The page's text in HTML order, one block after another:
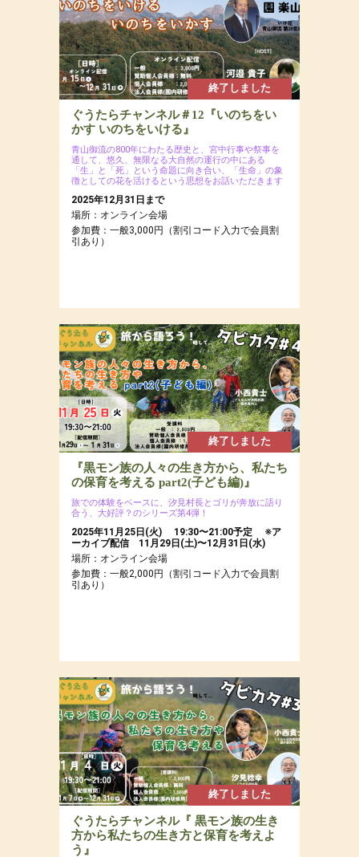
終了しました
ぐうたらチャンネル＃12『いのちをい
かす いのちをいける』
青山御流の800年にわたる歴史と、宮中行事や祭事を
通して、悠久、無限なる大自然の運行の中にある
「生」と「死」という命題に向き合い、「生命」の象
徴としての花を活けるという思想をお話いただきます
2025年12月31日まで
場所：オンライン会場
参加費：一般3,000円（割引コード入力で会員割
引あり）
終了しました
『黒モン族の人々の生き方から、私たち
の保育を考える part2(子ども編)』
旅での体験をベースに、汐見村長とゴリが奔放に語り
合う、大好評？のシリーズ第4弾！
2025年11月25日(火) 19:30〜21:00予定 ※ア
ーカイブ配信 11月29日(土)〜12月31日(水)
場所：オンライン会場
参加費：一般2,000円（割引コード入力で会員割
引あり）
終了しました
ぐうたらチャンネル『 黒モン族の生き
方から私たちの生き方と保育を考えよ
う』